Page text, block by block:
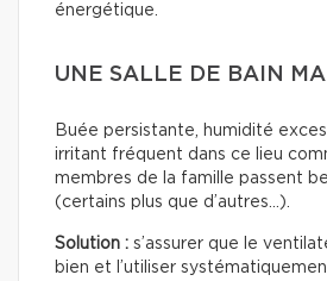
énergétique.
UNE SALLE DE BAIN
Buée persistante, humidité
irritant fréquent dans ce lieu
membres de la famille passent
(certains plus que d’autres…).
Solution : s’assurer que le
bien et l’utiliser